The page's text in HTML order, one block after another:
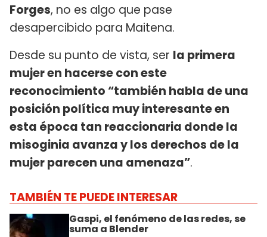
Forges, no es algo que pase
desapercibido para Maitena.
Desde su punto de vista, ser la primera
mujer en hacerse con este
reconocimiento “también habla de una
posición política muy interesante en
esta época tan reaccionaria donde la
misoginia avanza y los derechos de la
mujer parecen una amenaza”.
TAMBIÉN TE PUEDE INTERESAR
Gaspi, el fenómeno de las redes, se
suma a Blender